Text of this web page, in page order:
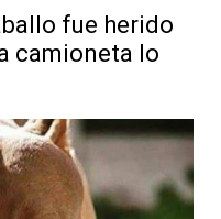
fue herido
camioneta lo